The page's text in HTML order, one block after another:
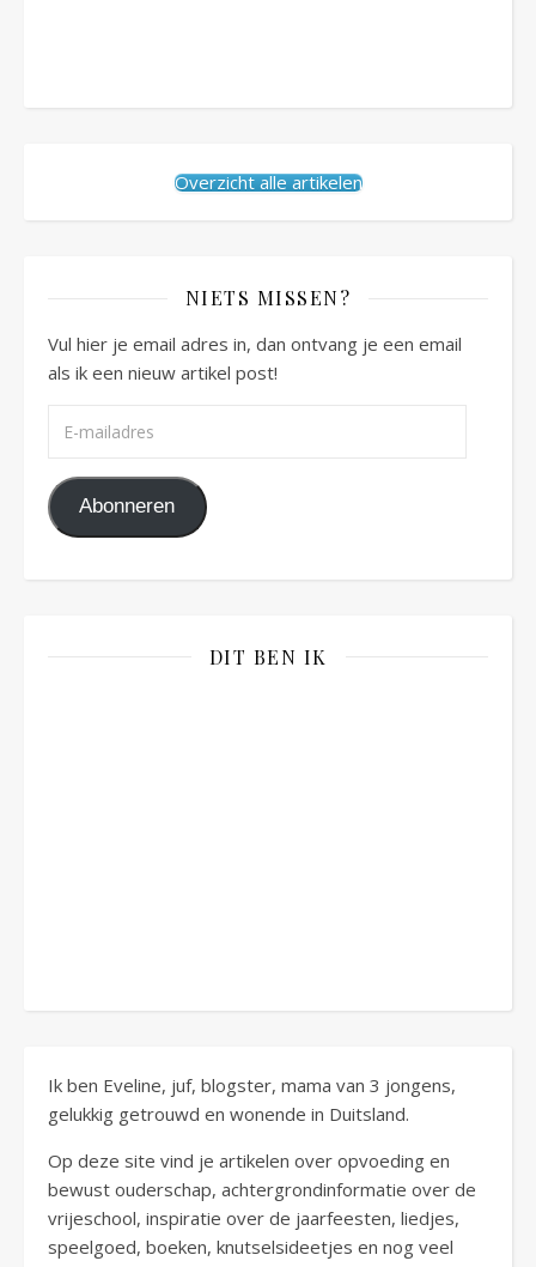
Overzicht alle artikelen
NIETS MISSEN?
Vul hier je email adres in, dan ontvang je een email
als ik een nieuw artikel post!
Abonneren
DIT BEN IK
Ik ben Eveline, juf, blogster, mama van 3 jongens,
gelukkig getrouwd en wonende in Duitsland.
Op deze site vind je artikelen over opvoeding en
bewust ouderschap, achtergrondinformatie over de
vrijeschool, inspiratie over de jaarfeesten, liedjes,
speelgoed, boeken, knutselsideetjes en nog veel